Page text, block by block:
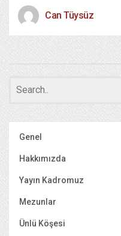
Can Tüysüz
Genel
Hakkımızda
Yayın Kadromuz
Mezunlar
Ünlü Köşesi